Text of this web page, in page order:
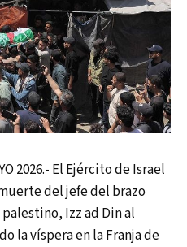
2026.- El Ejército de Israel
del jefe del brazo
Izz ad Din al
la víspera en la Franja de